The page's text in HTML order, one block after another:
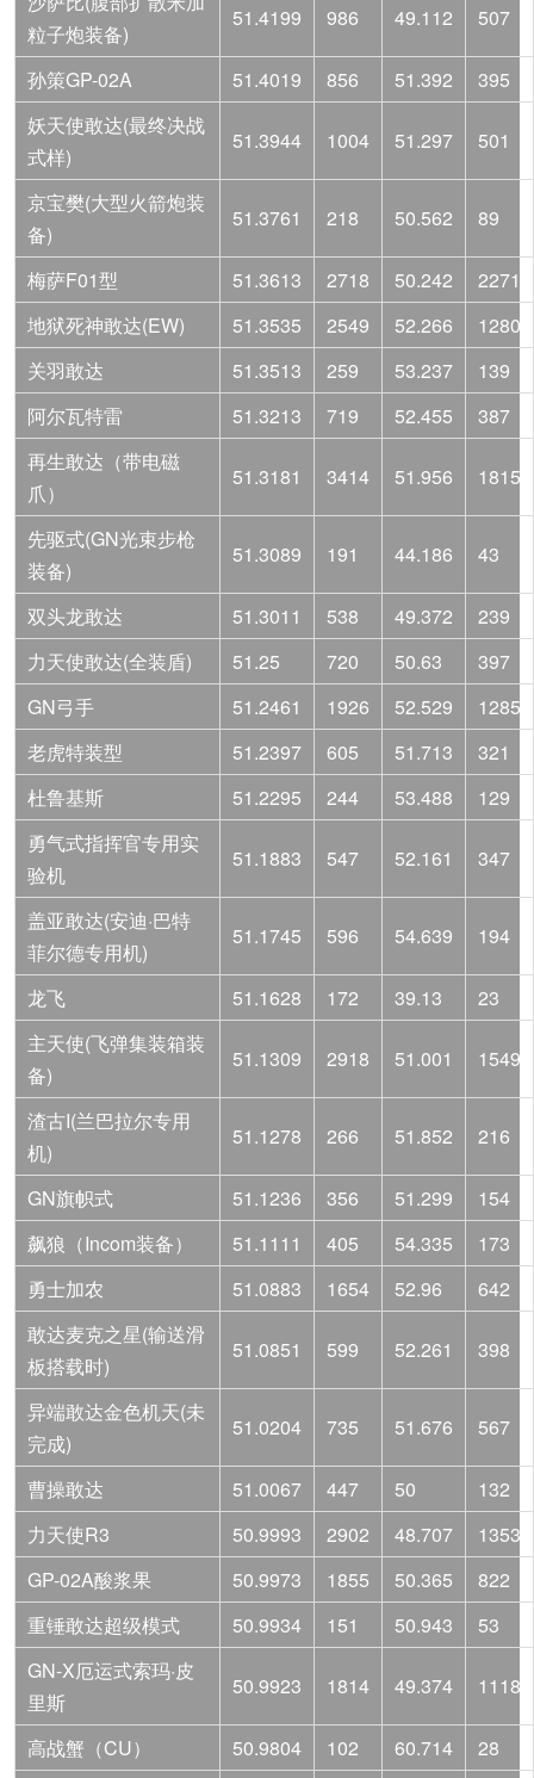
粒子炮装备)
51.4199 986 49.112 507
孙策GP-02A 51.4019 856 51.392
395
妖天使敢达(最终决战
式样)
51.3944 1004 51.297 501
京宝樊(大型火箭炮装
备)
51.3761 218 50.562 89
梅萨F01型 51.3613 2718 50.242
2271
地狱死神敢达(EW)
51.3535 2549 52.266
1280
关羽敢达
51.3513 259 53.237
139
阿尔瓦特雷
51.3213 719 52.455
387
再生敢达（带电磁
爪）
51.3181 3414 51.956 1815
先驱式(GN光束步枪
装备)
51.3089 191 44.186 43
双头龙敢达 51.3011 538 49.372
239
力天使敢达(全装盾)
51.25 720 50.63
397
GN弓手
51.2461 1926 52.529
1285
老虎特装型
51.2397 605 51.713
321
杜鲁基斯
51.2295 244 53.488
129
勇气式指挥官专用实
验机
51.1883 547 52.161 347
盖亚敢达(安迪·巴特
菲尔德专用机)
51.1745 596 54.639 194
龙飞 51.1628 172 39.13
23
主天使(飞弹集装箱装
备)
51.1309 2918 51.001 1549
渣古I(兰巴拉尔专用
机)
51.1278 266 51.852 216
GN旗帜式 51.1236 356 51.299
154
飙狼（Incom装备）
51.1111 405 54.335
173
勇士加农
51.0883 1654 52.96
642
敢达麦克之星(输送滑
板搭载时)
51.0851 599 52.261 398
异端敢达金色机天(未
完成)
51.0204 735 51.676 567
曹操敢达 51.0067 447 50
132
力天使R3
50.9993 2902 48.707
1353
GP-02A酸浆果
50.9973 1855 50.365
822
重锤敢达超级模式
50.9934 151 50.943
53
GN-X厄运式索玛·皮
里斯
50.9923 1814 49.374 1118
高战蟹（CU） 50.9804 102 60.714
28